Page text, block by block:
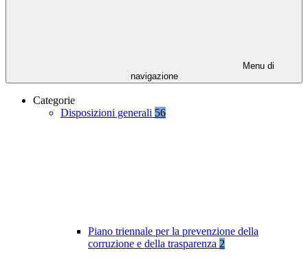
Menu di
navigazione
Categorie
Disposizioni generali 56
Piano triennale per la prevenzione della
corruzione e della trasparenza 2